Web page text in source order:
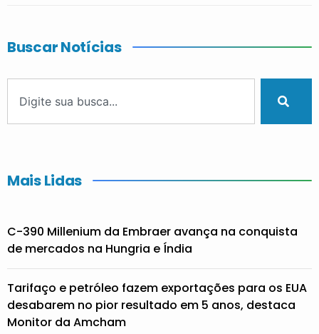
Buscar Notícias
Mais Lidas
C-390 Millenium da Embraer avança na conquista
de mercados na Hungria e Índia
Tarifaço e petróleo fazem exportações para os EUA
desabarem no pior resultado em 5 anos, destaca
Monitor da Amcham